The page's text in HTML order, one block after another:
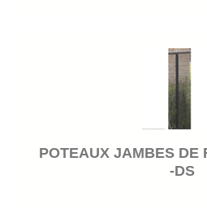
POTEAUX JAMBES DE
-DS